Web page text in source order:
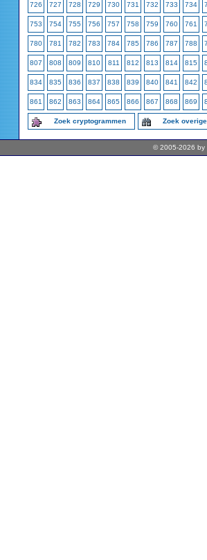
726 727 728 729 730 731 732 733 734
753 754 755 756 757 758 759 760 761
780 781 782 783 784 785 786 787 788
807 808 809 810 811 812 813 814 815
834 835 836 837 838 839 840 841 842
861 862 863 864 865 866 867 868 869
Zoek cryptogrammen Zoek
© 2005-2026 by